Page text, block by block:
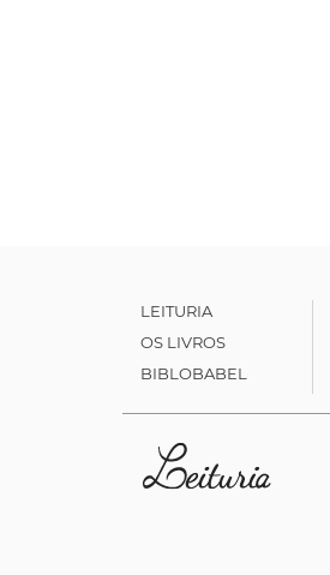
LEITURIA
OS LIVROS
BIBLOBABEL